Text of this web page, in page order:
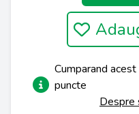
Cumparand
puncte
Despre